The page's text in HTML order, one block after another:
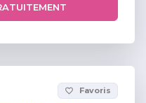
favorite_border Favoris